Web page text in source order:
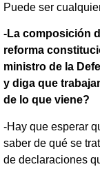
Puede ser
-La composición
reforma
ministro de la
y diga que
de lo que viene?
-Hay que esperar
saber de qué se
de declaraciones